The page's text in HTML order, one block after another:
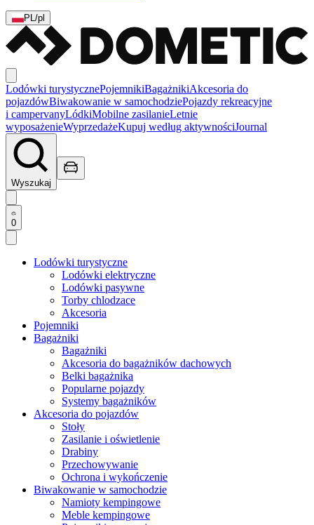
PL/pl
Lodówki turystycznePojemnikiBagażnikiAkcesoria do
pojazdówBiwakowanie w samochodziePojazdy rekreacyjne
i campervanyLódkiMobilne zasilanieLetnie
wyposażenieWyprzedażeKupuj według aktywnościJournal
Wyszukaj
0
Lodówki turystyczne
Lodówki elektryczne
Lodówki pasywne
Torby chlodzace
Akcesoria
Pojemniki
Bagażniki
Bagażniki
Akcesoria do bagażników dachowych
Belki bagażnika
Popularne pojazdy
Systemy bagażników
Akcesoria do pojazdów
Stoły
Zasilanie i oświetlenie
Drabiny
Przechowywanie
Ochrona i wykończenie
Biwakowanie w samochodzie
Namioty kempingowe
Meble kempingowe